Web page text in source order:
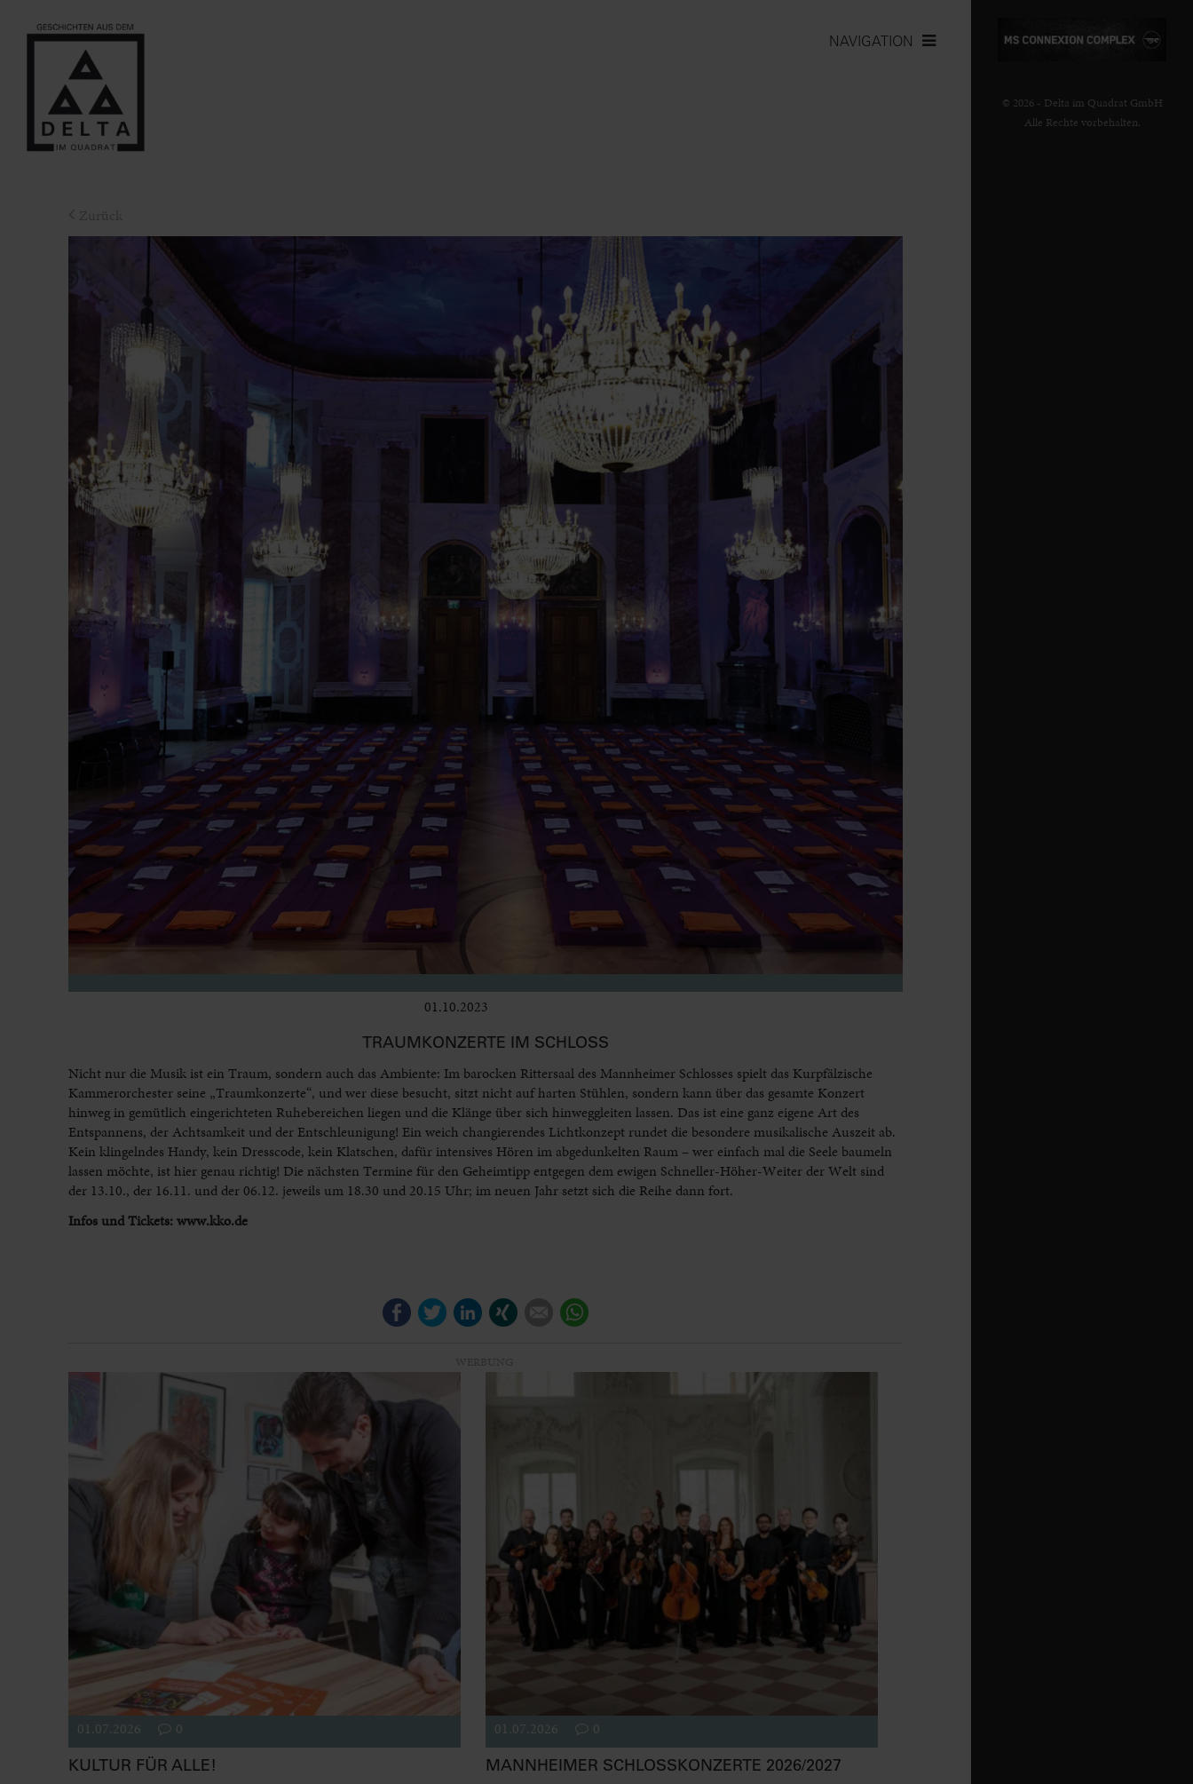
NAVIGATION
01.10.2023
TRAUMKONZERTE IM SCHLOSS
Nicht nur die Musik ist ein Traum, sondern auch das Ambiente: Im barocken Rittersaal des Mannheimer Schlosses spielt das Kurpfälzische
Kammerorchester seine „Traumkonzerte“, und wer diese besucht, sitzt nicht auf harten Stühlen, sondern kann über das gesamte Konzert
hinweg in gemütlich eingerichteten Ruhebereichen liegen und die Klänge über sich hinweggleiten lassen. Das ist eine ganz eigene Art des
Entspannens, der Achtsamkeit und der Entschleunigung! Ein weich changierendes Lichtkonzept rundet die besondere musikalische Auszeit ab.
Kein klingelndes Handy, kein Dresscode, kein Klatschen, dafür intensives Hören im abgedunkelten Raum – wer einfach mal die Seele baumeln
lassen möchte, ist hier genau richtig! Die nächsten Termine für den Geheimtipp entgegen dem ewigen Schneller-Höher-Weiter der Welt sind
der 13.10., der 16.11. und der 06.12. jeweils um 18.30 und 20.15 Uhr; im neuen Jahr setzt sich die Reihe dann fort.
Infos und Tickets: www.kko.de
FacebookTwitterLinkedIn E-mail
01.07.2026 0
KULTUR FÜR ALLE!
01.07.2026 0
MANNHEIMER SCHLOSSKONZERTE 2026/2027
© 2026 - Delta im Quadrat GmbH
Alle Rechte vorbehalten.